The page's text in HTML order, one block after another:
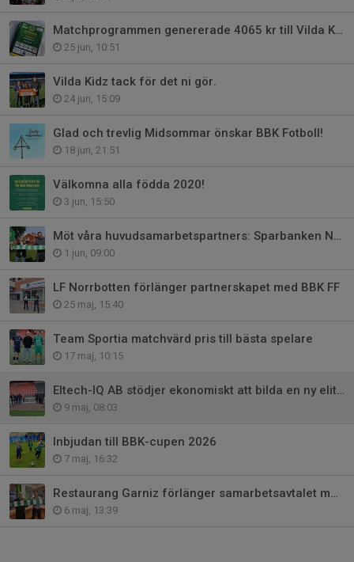
Matchprogrammen genererade 4065 kr till Vilda Kidz
25 jun, 10:51
Vilda Kidz tack för det ni gör.
24 jun, 15:09
Glad och trevlig Midsommar önskar BBK Fotboll!
18 jun, 21:51
Välkomna alla födda 2020!
3 jun, 15:50
Möt våra huvudsamarbetspartners: Sparbanken Nord
1 jun, 09:00
LF Norrbotten förlänger partnerskapet med BBK FF
25 maj, 15:40
Team Sportia matchvärd pris till bästa spelare
17 maj, 10:15
Eltech-IQ AB stödjer ekonomiskt att bilda en ny elitförening
9 maj, 08:03
Inbjudan till BBK-cupen 2026
7 maj, 16:32
Restaurang Garniz förlänger samarbetsavtalet med BBK FF
6 maj, 13:39